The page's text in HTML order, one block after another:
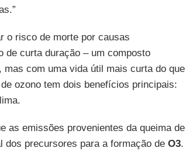
o risco de morte por causas
de curta duração – um composto
com uma vida útil mais curta do que
ozono tem dois benefícios principais:
as emissões provenientes da queima de
dos precursores para a formação de O3.